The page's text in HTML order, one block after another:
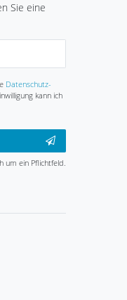
Sie eine
Daten­schutz­
kann ich
um ein Pflichtfeld.